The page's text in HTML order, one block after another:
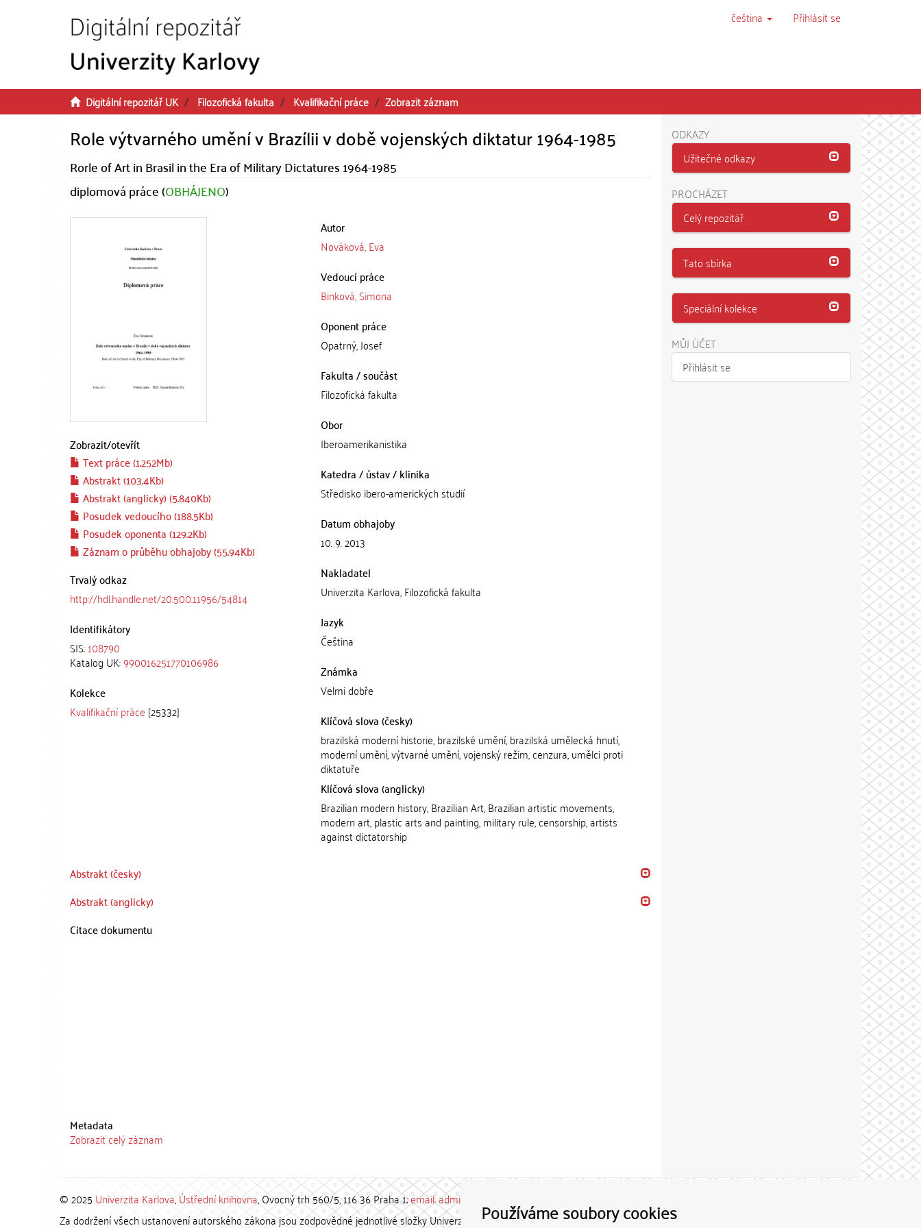
Používáme soubory cookies
čeština Přihlásit se
Digitální repozitář UK Filozofická fakulta Kvalifikační práce Zobrazit záznam
Role výtvarného umění v Brazílii v době vojenských diktatur 1964-1985
Rorle of Art in Brasil in the Era of Military Dictatures 1964-1985
diplomová práce (OBHÁJENO)
Zobrazit/otevřít
Text práce (1.252Mb)
Abstrakt (103.4Kb)
Abstrakt (anglicky) (5.840Kb)
Posudek vedoucího (188.5Kb)
Posudek oponenta (129.2Kb)
Záznam o průběhu obhajoby (55.94Kb)
Trvalý odkaz
http://hdl.handle.net/20.500.11956/54814
Identifikátory
SIS:108790
Katalog UK:990016251770106986
Kolekce
Kvalifikační práce [25332]
Autor
Nováková, Eva
Vedoucí práce
Binková, Simona
Oponent práce
Opatrný, Josef
Fakulta / součást
Filozofická fakulta
Obor
Iberoamerikanistika
Katedra / ústav / klinika
Středisko ibero-amerických studií
Datum obhajoby
10. 9. 2013
Nakladatel
Univerzita Karlova, Filozofická fakulta
Jazyk
Čeština
Známka
Velmi dobře
Klíčová slova (česky)
brazilská moderní historie, brazilské umění, brazilská umělecká hnutí,
moderní umění, výtvarné umění, vojenský režim, cenzura, umělci proti
diktatuře
Klíčová slova (anglicky)
Brazilian modern history, Brazilian Art, Brazilian artistic movements,
modern art, plastic arts and painting, military rule, censorship, artists
against dictatorship
Abstrakt (česky)
Abstrakt (anglicky)
Citace dokumentu
Metadata
Zobrazit celý záznam
ODKAZY
Užitečné odkazy
PROCHÁZET
Celý repozitář
Tato sbírka
Speciální kolekce
MŮJ ÚČET
Přihlásit se
© 2025 Univerzita Karlova,Ústřední knihovna, Ovocný trh 560/5, 116 36 Praha 1;email: admin-repozitar [at] cuni.cz
Za dodržení všech ustanovení autorského zákona jsou zodpovědné jednotlivé složky Univerzity Karlovy. / Each constituent